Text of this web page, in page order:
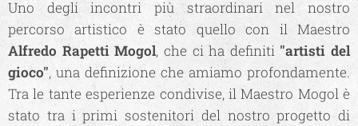
Uno degli incontri più straordinari nel nostro
percorso artistico è stato quello con il Maestro
Alfredo Rapetti Mogol, che ci ha definiti "artisti del
gioco", una definizione che amiamo profondamente.
Tra le tante esperienze condivise, il Maestro Mogol è
stato tra i primi sostenitori del nostro progetto di